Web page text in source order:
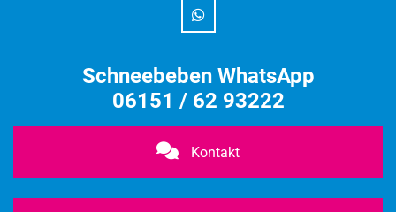
Schneebeben WhatsApp
06151 / 62 93222
Kontakt